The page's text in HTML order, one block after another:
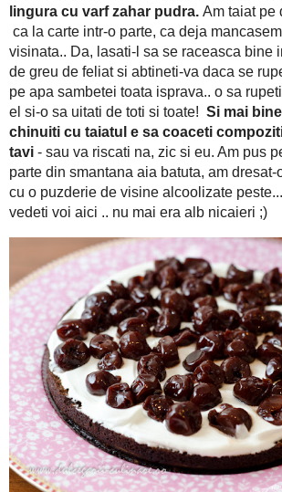
si ta-dam in25 - 35 minute la 180
ala scurs, sa nu aibe bulbuci de cioco
imbracat nici dezbracat, sa iasa
indesata si merge al naibi de bine
asta - asa simpla, dar cand e
imparteala.. ce-l atinge atunci nu se